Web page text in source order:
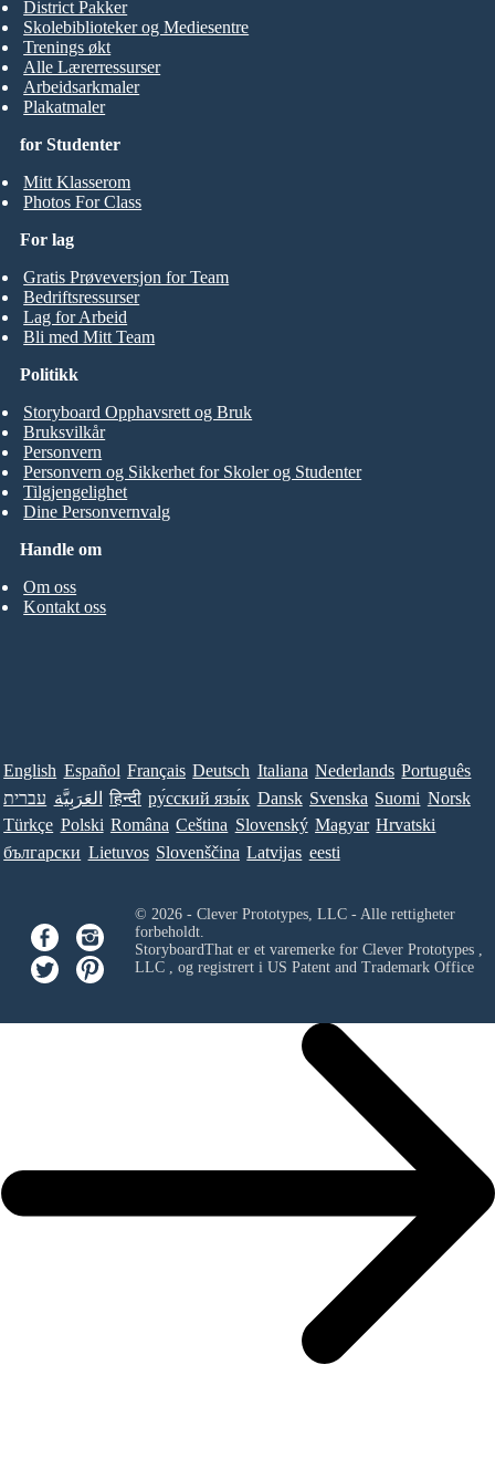
for Studenter
Mitt Klasserom
Photos For Class
District Pakker
Skolebiblioteker og Mediesentre
Trenings økt
Alle Lærerressurser
Arbeidsarkmaler
Plakatmaler
For lag
Gratis Prøveversjon for Team
Bedriftsressurser
Lag for Arbeid
Bli med Mitt Team
Handle om
Om oss
Kontakt oss
Politikk
Storyboard Opphavsrett og Bruk
Bruksvilkår
Personvern
Personvern og Sikkerhet for Skoler og Studenter
Tilgjengelighet
Dine Personvernvalg
English Español Français Deutsch Italiana Nederlands Português
עברית العَرَبِيَّة हिन्दी ру́сский язы́к Dansk Svenska Suomi Norsk
Türkçe Polski Româna Ceština Slovenský Magyar Hrvatski
български Lietuvos Slovenščina Latvijas eesti
© 2026 - Clever Prototypes, LLC - Alle rettigheter
forbeholdt.
StoryboardThat er et varemerke for Clever Prototypes ,
LLC, og registrert i US Patent and Trademark Office